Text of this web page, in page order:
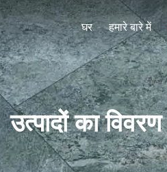
घर हमारे बारे में
उत्पादों का विवरण